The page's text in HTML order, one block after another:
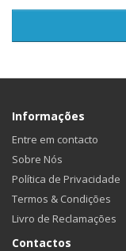
Informações
Entre em contacto
Sobre Nós
Política de Privacidade
Termos & Condições
Livro de Reclamações
Contactos